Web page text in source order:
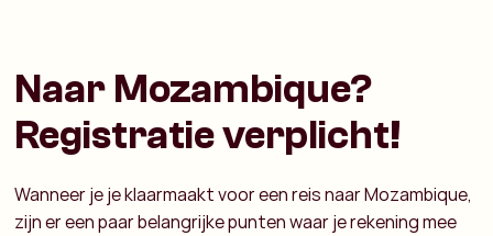
Naar Mozambique?
Registratie verplicht!​
Wanneer je je klaarmaakt voor een reis naar Mozambique,
zijn er een paar belangrijke punten waar je rekening mee